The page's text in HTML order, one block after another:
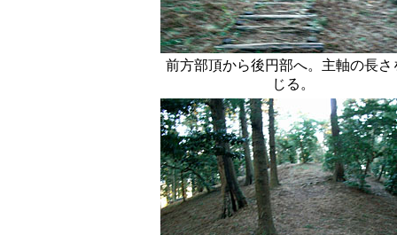
前方部頂から後円部へ。主軸の長さ
じる。